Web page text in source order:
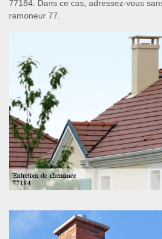
77184. Dans ce cas, adressez-vous
ramoneur 77.